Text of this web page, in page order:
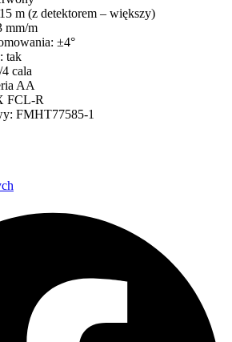
m (z detektorem – większy)
mm/m
±4°
tak
cala
AA
FCL-R
FMHT77585-1